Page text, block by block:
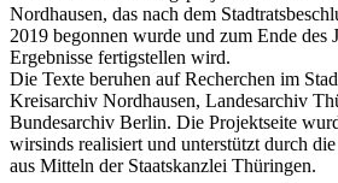
Nordhausen, das nach dem
2019 begonnen wurde und zum Ende des
Ergebnisse fertigstellen wird.
Die Texte beruhen auf Recherchen im
Kreisarchiv Nordhausen, Landesarchiv
Bundesarchiv Berlin. Die Projektseite
wirsinds realisiert und unterstützt durch
aus Mitteln der Staatskanzlei Thüringen.